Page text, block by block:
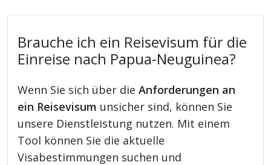
Brauche ich ein Reisevisum für die
Einreise nach Papua-Neuguinea?
Wenn Sie sich über dieAnforderungen an
ein Reisevisum unsicher sind, können Sie
unsere Dienstleistung nutzen. Mit einem
Tool können Sie die aktuelle
Visabestimmungen suchen und